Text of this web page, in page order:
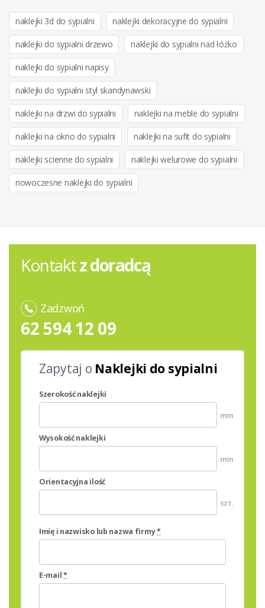
naklejki 3d do sypialni naklejki dekoracyjne do sypialni
naklejki do sypialni drzewo naklejki do sypialni nad łóżko
naklejki do sypialni napisy
naklejki do sypialni styl skandynawski
naklejki na drzwi do sypialni naklejki na meble do sypialni
naklejki na okno do sypialni naklejki na sufit do sypialni
naklejki scienne do sypialni naklejki welurowe do sypialni
nowoczesne naklejki do sypialni
Kontaktz doradcą
Zadzwoń
62 594 12 09
Zapytaj o Naklejki do sypialni
Szerokość naklejki
mm
Wysokość naklejki
mm
Orientacyjna ilość
szt.
Imię i nazwisko lub nazwa firmy*
E-mail*